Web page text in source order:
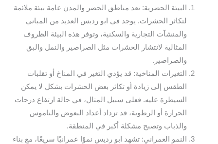
البيئة الحضرية: تعد مناطق الحضر والمدن عامة بيئة ملائمة
لتكاثر الحشرات. يوجد في ابو رديس العديد من المباني
والمنشآت التجارية والسكنية، وتوفر هذه البيئة الظروف
المثالية لانتشار الحشرات مثل الصراصير والنمل والبق
والصراصير.
التغيرات المناخية: قد يؤدي التغير في المناخ أو تقلبات
الطقس إلى زيادة أو تكاثر بعض الحشرات بشكل لا يمكن
السيطرة عليه. فعلى سبيل المثال، في حالة ارتفاع درجات
الحرارة أو الرطوبة، قد تزداد أعداد البعوض والناموس
والذباب وتصبح مشكلة أكبر في المنطقة.
النمو العمراني: تشهد ابو رديس نموًا عمرانيًا سريعًا، مع بناء